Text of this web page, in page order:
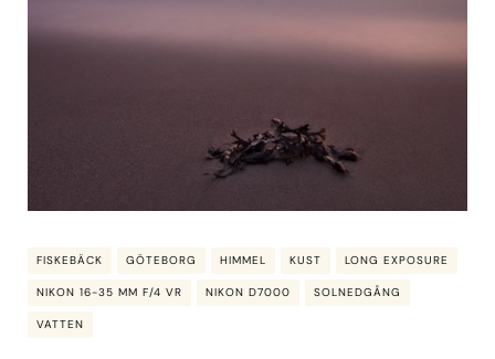
FISKEBÄCK GÖTEBORG HIMMEL KUST LONG EXPOSURE
NIKON 16-35 MM F/4 VR NIKON D7000 SOLNEDGÅNG
VATTEN